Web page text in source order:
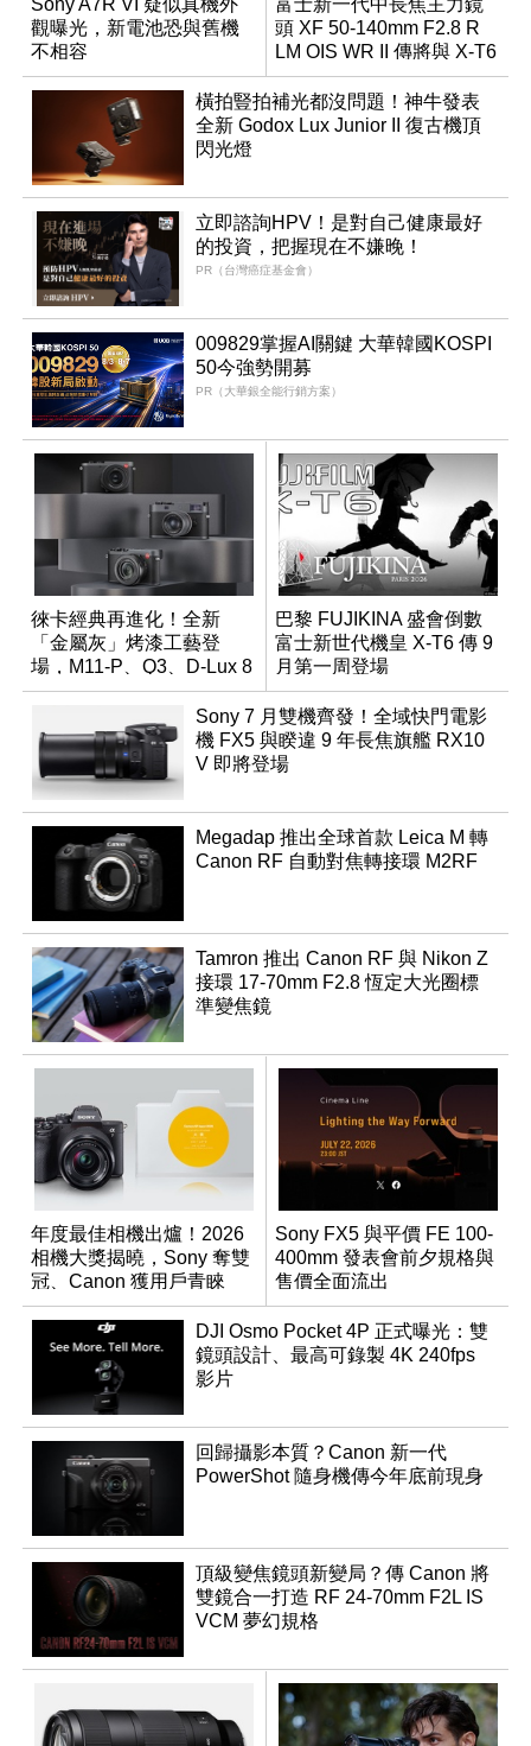
觀曝光，新電池恐與舊機
不相容
頭 XF 50-140mm F2.8 R
LM OIS WR II 傳將與 X-T6
同步亮相
橫拍豎拍補光都沒問題！神牛發表
全新 Godox Lux Junior II 復古機頂
閃光燈
立即諮詢HPV！是對自己健康最好
的投資，把握現在不嫌晚！
PR（台灣癌症基金會）
009829掌握AI關鍵 大華韓國KOSPI
50今強勢開募
PR（大華銀全能行銷方案）
徠卡經典再進化！全新
「金屬灰」烤漆工藝登
場，M11-P、Q3、D-Lux 8
領銜換裝
巴黎 FUJIKINA 盛會倒數
富士新世代機皇 X-T6 傳 9
月第一周登場
Sony 7 月雙機齊發！全域快門電影
機 FX5 與睽違 9 年長焦旗艦 RX10
V 即將登場
Megadap 推出全球首款 Leica M 轉
Canon RF 自動對焦轉接環 M2RF
Tamron 推出 Canon RF 與 Nikon Z
接環 17-70mm F2.8 恆定大光圈標
準變焦鏡
年度最佳相機出爐！2026
相機大獎揭曉，Sony 奪雙
冠、Canon 獲用戶青睞
Sony FX5 與平價 FE 100-
400mm 發表會前夕規格與
售價全面流出
DJI Osmo Pocket 4P 正式曝光：雙
鏡頭設計、最高可錄製 4K 240fps
影片
回歸攝影本質？Canon 新一代
PowerShot 隨身機傳今年底前現身
頂級變焦鏡頭新變局？傳 Canon 將
雙鏡合一打造 RF 24-70mm F2L IS
VCM 夢幻規格